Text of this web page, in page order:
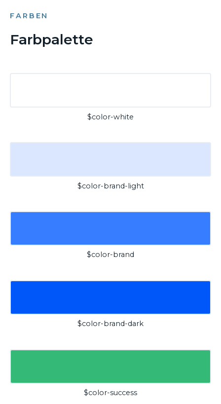
FARBEN
Farbpalette
$color-white
$color-brand-light
$color-brand
$color-brand-dark
$color-success